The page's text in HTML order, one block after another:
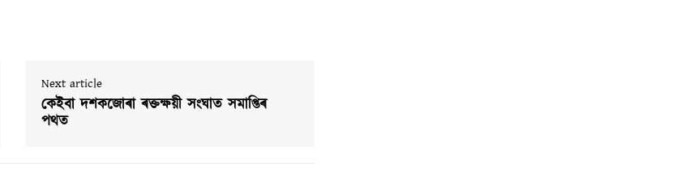
Next article
কেইবা দশকজোৰা ৰক্তক্ষয়ী সংঘাত সমাপ্তিৰ
পথত